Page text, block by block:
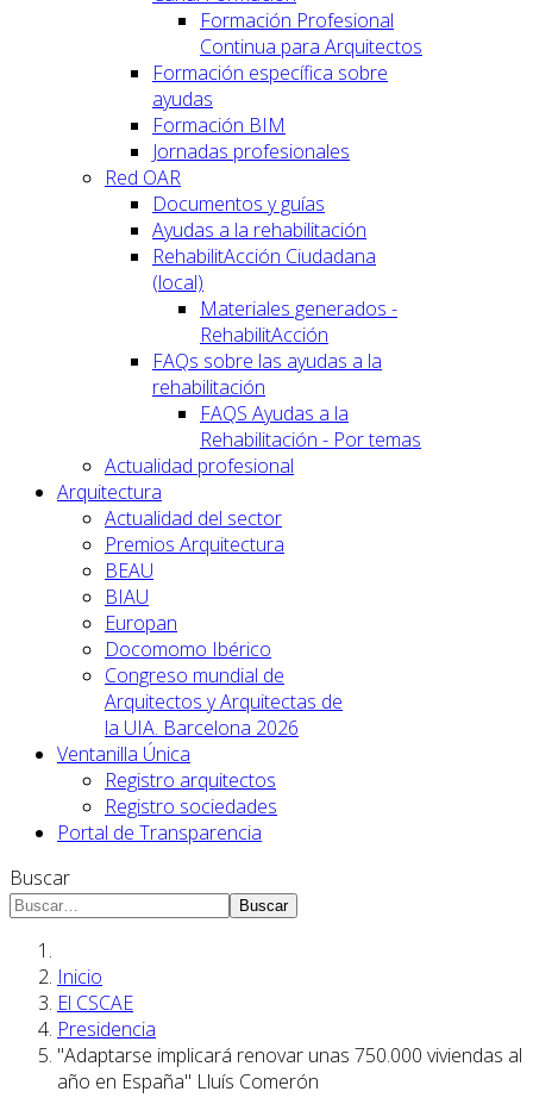
Formación Profesional
Continua para Arquitectos
Formación específica sobre
ayudas
Formación BIM
Jornadas profesionales
Red OAR
Documentos y guías
Ayudas a la rehabilitación
RehabilitAcción Ciudadana
(local)
Materiales generados -
RehabilitAcción
FAQs sobre las ayudas a la
rehabilitación
FAQS Ayudas a la
Rehabilitación - Por temas
Actualidad profesional
Arquitectura
Actualidad del sector
Premios Arquitectura
BEAU
BIAU
Europan
Docomomo Ibérico
Congreso mundial de
Arquitectos y Arquitectas de
la UIA. Barcelona 2026
Ventanilla Única
Registro arquitectos
Registro sociedades
Portal de Transparencia
Buscar
Buscar
Inicio
El CSCAE
Presidencia
"Adaptarse implicará renovar unas 750.000 viviendas al
año en España" Lluís Comerón